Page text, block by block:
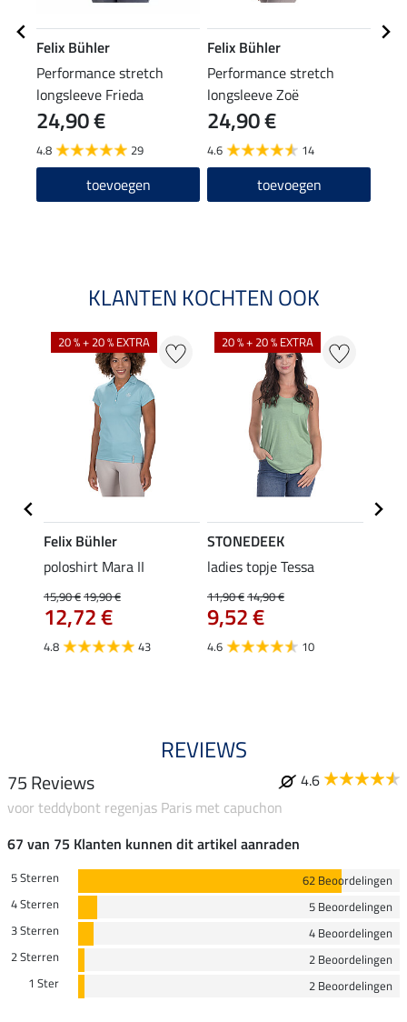
Felix Bühler
Performance stretch
longsleeve Frieda
24,90 €
4.8 29
toevoegen
Felix Bühler
Performance stretch
longsleeve Zoë
24,90 €
4.6 14
toevoegen
KLANTEN KOCHTEN OOK
20 % + 20 % EXTRA
Felix Bühler
poloshirt Mara II
15,90 €19,90 €
12,72 €
4.8 43
20 % + 20 % EXTRA
STONEDEEK
ladies topje Tessa
11,90 €14,90 €
9,52 €
4.6 10
REVIEWS
75 Reviews
4.6
voor teddybont regenjas Paris met capuchon
67 van 75 Klanten kunnen dit artikel aanraden
5 Sterren
62 Beoordelingen
4 Sterren
5 Beoordelingen
3 Sterren
4 Beoordelingen
2 Sterren
2 Beoordelingen
1 Ster
2 Beoordelingen